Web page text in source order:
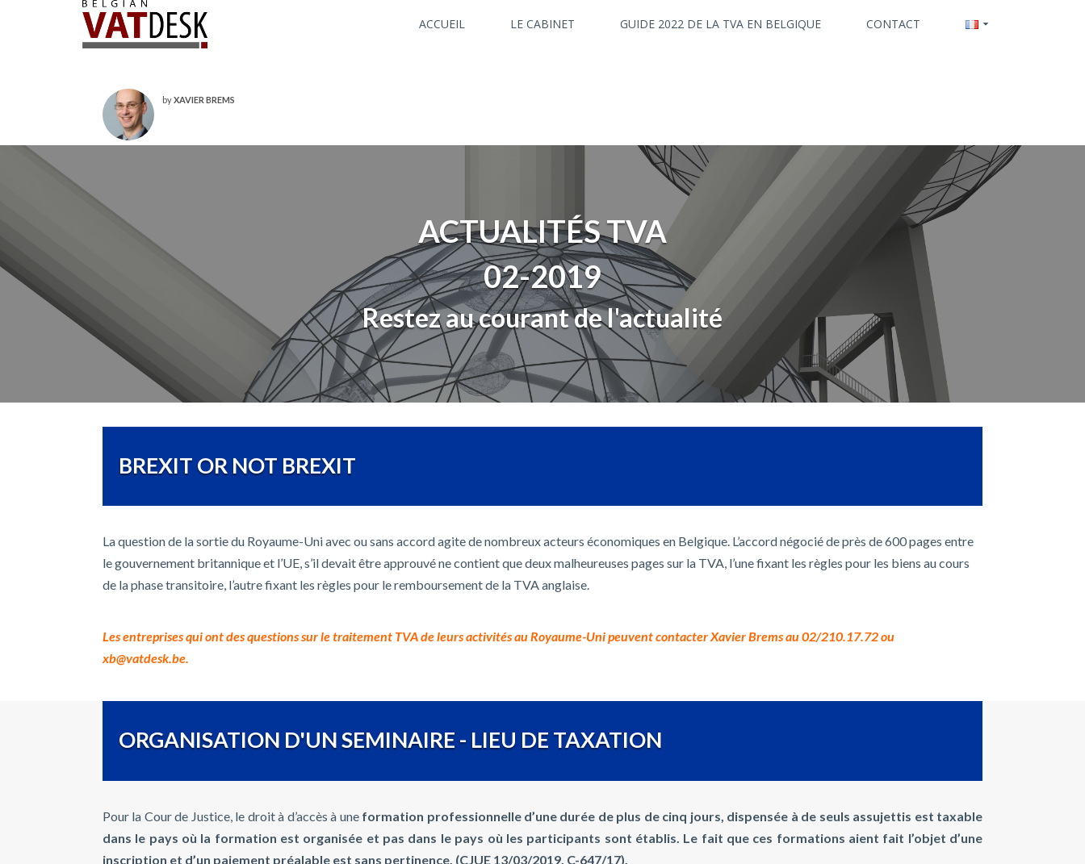
ACCUEIL LE CABINET GUIDE 2022 DE LA TVA EN BELGIQUE CONTACT
byXAVIER BREMS
ACTUALITÉS TVA
02-2019
Restez au courant de l'actualité
BREXIT OR NOT BREXIT
La question de la sortie du Royaume-Uni avec ou sans accord agite de nombreux acteurs économiques en Belgique. L’accord négocié de près de 600 pages entre
le gouvernement britannique et l’UE, s’il devait être approuvé ne contient que deux malheureuses pages sur la TVA, l’une fixant les règles pour les biens au cours
de la phase transitoire, l’autre fixant les règles pour le remboursement de la TVA anglaise.
Les entreprises qui ont des questions sur le traitement TVA de leurs activités au Royaume-Uni peuvent contacter Xavier Brems au 02/210.17.72 ou
xb@vatdesk.be.
ORGANISATION D'UN SEMINAIRE - LIEU DE TAXATION
Pour la Cour de Justice, le droit à d’accès à une formation professionnelle d’une durée de plus de cinq jours, dispensée à de seuls assujettis est taxable
dans le pays où la formation est organisée et pas dans le pays où les participants sont établis. Le fait que ces formations aient fait l’objet d’une
inscription et d’un paiement préalable est sans pertinence. (CJUE 13/03/2019, C-647/17).